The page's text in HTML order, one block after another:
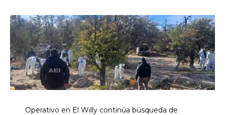
Operativo en El Willy continúa búsqueda de